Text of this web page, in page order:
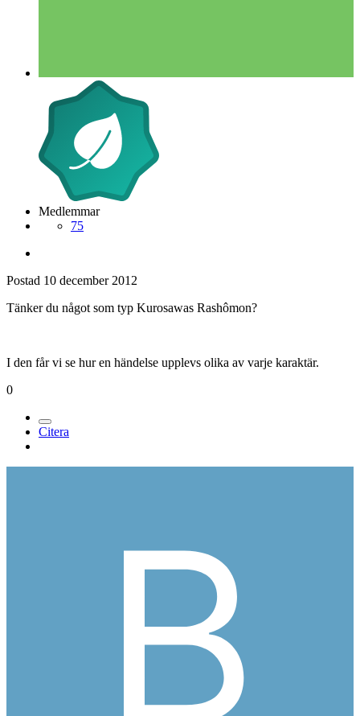
Medlemmar
75
Postad 10 december 2012
Tänker du något som typ Kurosawas Rashômon?
I den får vi se hur en händelse upplevs olika av varje karaktär.
0
Citera